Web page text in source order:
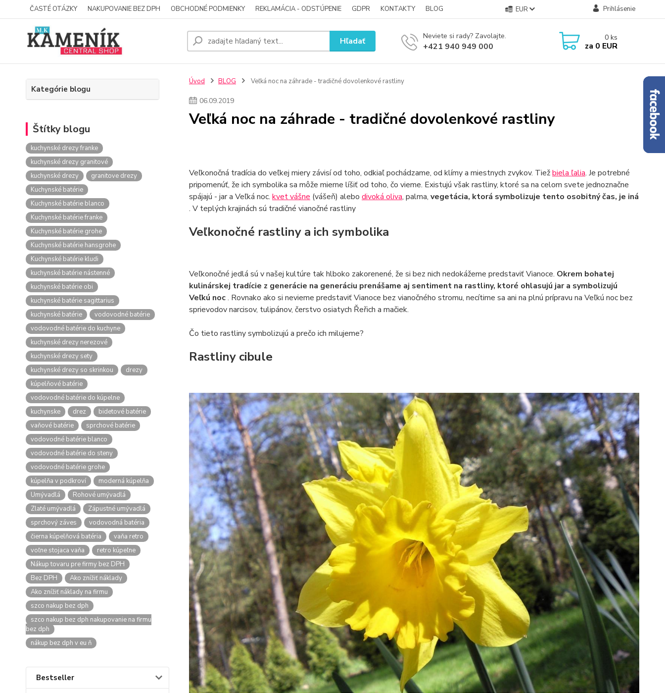
ČASTÉ OTÁZKY NAKUPOVANIE BEZ DPH OBCHODNÉ PODMIENKY REKLAMÁCIA - ODSTÚPENIE GDPR KONTAKTY BLOG EUR Prihlásenie
Hľadať Neviete si rady? Zavolajte.
+421 940 949 000
0 ks
za 0 EUR
Kategórie blogu
Štítky blogu
kuchynské drezy franke
kuchynské drezy granitové
kuchynské drezy
granitove drezy
Kuchynské batérie
Kuchynské batérie blanco
Kuchynské batérie franke
Kuchynské batérie grohe
Kuchynské batérie hansgrohe
Kuchynské batérie kludi
kuchynské batérie nástenné
kuchynské batérie obi
kuchynské batérie sagittarius
kuchynské batérie
vodovodné batérie
vodovodné batérie do kuchyne
kuchynské drezy nerezové
kuchynské drezy sety
kuchynské drezy so skrinkou
drezy
kúpelňové batérie
vodovodné batérie do kúpelne
kuchynske
drez
bidetové batérie
vaňové batérie
sprchové batérie
vodovodné batérie blanco
vodovodné batérie do steny
vodovodné batérie grohe
kúpelňa v podkroví
moderná kúpelňa
Umývadlá
Rohové umývadlá
Zlaté umývadlá
Zápustné umývadlá
sprchový záves
vodovodná batéria
čierna kúpelňová batéria
vaňa retro
voľne stojaca vaňa
retro kúpeľne
Nákup tovaru pre firmy bez DPH
Bez DPH
Ako znížiť náklady
Ako znížiť náklady na firmu
szco nakup bez dph
szco nakup bez dph nakupovanie na firmu
bez dph
nákup bez dph v eu ň
Bestseller
Úvod BLOG Veľká noc na záhrade - tradičné dovolenkové rastliny
06.09.2019
Veľká noc na záhrade - tradičné dovolenkové rastliny
Veľkonočná tradícia do veľkej miery závisí od toho, odkiaľ pochádzame, od klímy a miestnych zvykov. Tiežbiela ľalia. Je potrebné
pripomenúť, že ich symbolika sa môže mierne líšiť od toho, čo vieme. Existujú však rastliny, ktoré sa na celom svete jednoznačne
spájajú - jar a Veľká noc. kvet vášne (vášeň) alebo divoká oliva, palma, vegetácia, ktorá symbolizuje tento osobitný čas, je iná
. V teplých krajinách sú tradičné vianočné rastliny
Veľkonočné rastliny a ich symbolika
Veľkonočné jedlá sú v našej kultúre tak hlboko zakorenené, že si bez nich nedokážeme predstaviť Vianoce. Okrem bohatej
kulinárskej tradície z generácie na generáciu prenášame aj sentiment na rastliny, ktoré ohlasujú jar a symbolizujú
Veľkú noc. Rovnako ako si nevieme predstaviť Vianoce bez vianočného stromu, necítime sa ani na plnú prípravu na Veľkú noc bez
sprievodov narcisov, tulipánov, čerstvo osiatych Řeřich a mačiek.
Čo tieto rastliny symbolizujú a prečo ich milujeme?
Rastliny cibule